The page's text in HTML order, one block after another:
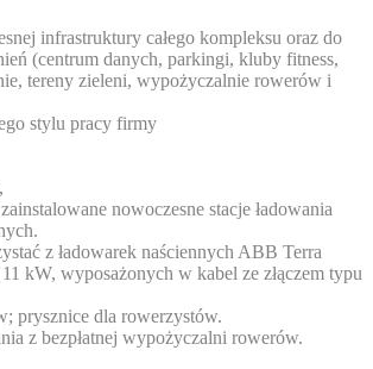
infrastruktury całego kompleksu oraz do
(centrum danych, parkingi, kluby fitness,
tereny zieleni, wypożyczalnie rowerów i
stylu pracy firmy
nowoczesne stacje ładowania
z ładowarek naściennych ABB Terra
kW, wyposażonych w kabel ze złączem typu
prysznice dla rowerzystów.
z bezpłatnej wypożyczalni rowerów.